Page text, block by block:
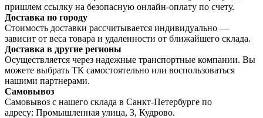
пришлем ссылку на безопасную онлайн-оплату по счету.
Доставка по городу
Стоимость доставки рассчитывается индивидуально —
зависит от веса товара и удаленности от ближайшего склада.
Доставка в другие регионы
Осуществляется через надежные транспортные компании. Вы
можете выбрать ТК самостоятельно или воспользоваться
нашими партнерами.
Самовывоз
Самовывоз с нашего склада в Санкт-Петербурге по
адресу: Промышленная улица, 3, Кудрово.